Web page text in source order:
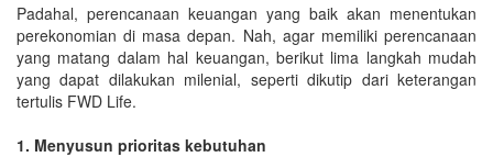
Padahal, perencanaan keuangan yang baik akan menentukan
perekonomian di masa depan. Nah, agar memiliki perencanaan
yang matang dalam hal keuangan, berikut lima langkah mudah
yang dapat dilakukan milenial, seperti dikutip dari keterangan
tertulis FWD Life.
1. Menyusun prioritas kebutuhan